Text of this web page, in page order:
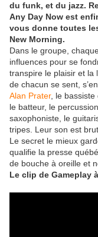
du funk, et du jazz.
Any Day Now est
vous donne toutes
New Morning.
Dans le groupe,
influences pour se
transpire le plaisir et la
de chacun se sent,
Alan Prater, le bassiste
le batteur, le
saxophoniste, le
tripes. Leur son est
Le secret le mieux
qualifie la presse
de bouche à oreille et
Le clip de Gameplay